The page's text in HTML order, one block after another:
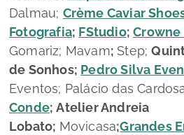
Dalmau; Crème Caviar
Fotografia; FStudio;Crowne
Gomariz; Mavam; Step;
de Sonhos; Pedro Silva
Eventos; Palácio das
Conde;Atelier Andreia
Lobato; Movicasa;Grandes